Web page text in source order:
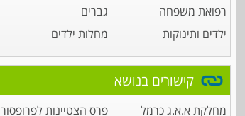
רפואת משפחה
גברים
ילדים ותינוקות
מחלות ילדים
קישורים בנושא
מחלקת א.א.ג כרמל פרס הצטיינות לפרופסור